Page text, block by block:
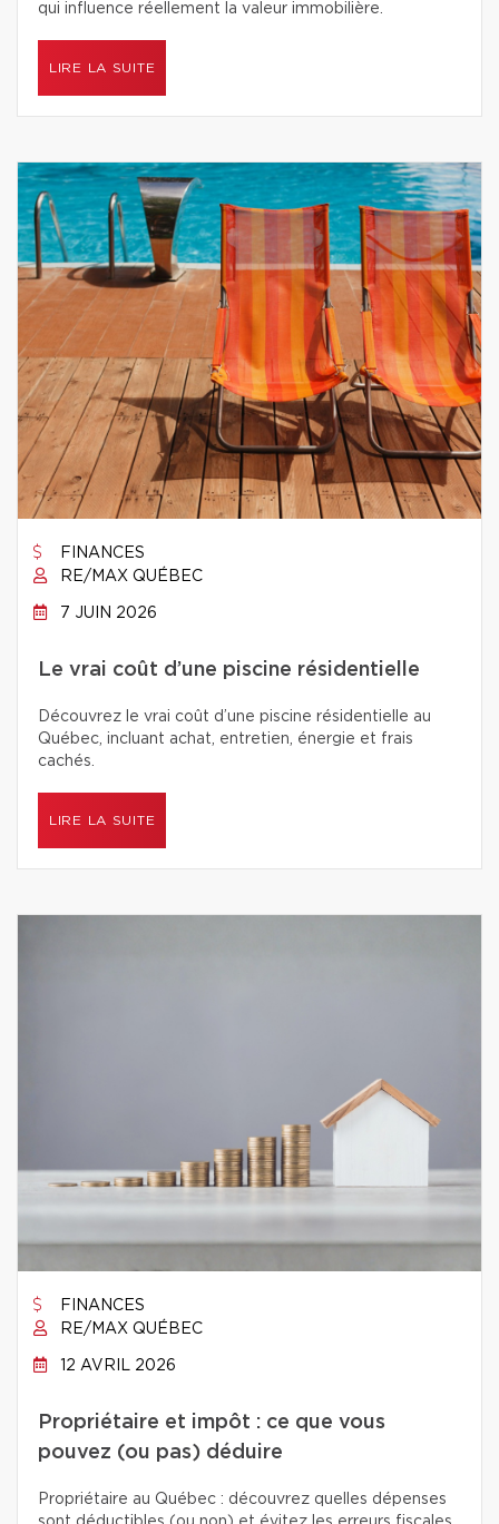
qui influence réellement la valeur immobilière.
LIRE LA SUITE
FINANCES
RE/MAX QUÉBEC
7 JUIN 2026
Le vrai coût d’une piscine résidentielle
Découvrez le vrai coût d’une piscine résidentielle au
Québec, incluant achat, entretien, énergie et frais
cachés.
LIRE LA SUITE
FINANCES
RE/MAX QUÉBEC
12 AVRIL 2026
Propriétaire et impôt : ce que vous
pouvez (ou pas) déduire
Propriétaire au Québec : découvrez quelles dépenses